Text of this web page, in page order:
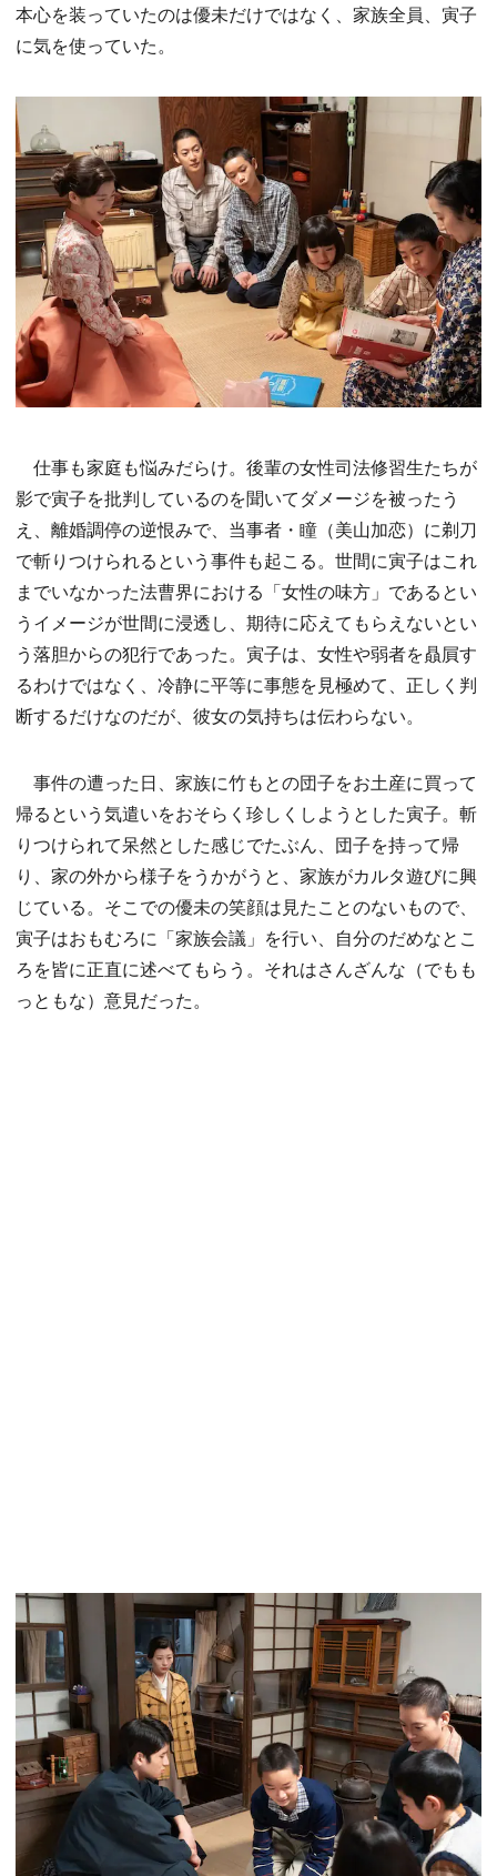
本心を装っていたのは優未だけではなく、家族全員、寅子
に気を使っていた。
仕事も家庭も悩みだらけ。後輩の女性司法修習生たちが
影で寅子を批判しているのを聞いてダメージを被ったう
え、離婚調停の逆恨みで、当事者・瞳（美山加恋）に剃刀
で斬りつけられるという事件も起こる。世間に寅子はこれ
までいなかった法曹界における「女性の味方」であるとい
うイメージが世間に浸透し、期待に応えてもらえないとい
う落胆からの犯行であった。寅子は、女性や弱者を贔屓す
るわけではなく、冷静に平等に事態を見極めて、正しく判
断するだけなのだが、彼女の気持ちは伝わらない。
事件の遭った日、家族に竹もとの団子をお土産に買って
帰るという気遣いをおそらく珍しくしようとした寅子。斬
りつけられて呆然とした感じでたぶん、団子を持って帰
り、家の外から様子をうかがうと、家族がカルタ遊びに興
じている。そこでの優未の笑顔は見たことのないもので、
寅子はおもむろに「家族会議」を行い、自分のだめなとこ
ろを皆に正直に述べてもらう。それはさんざんな（でもも
っともな）意見だった。